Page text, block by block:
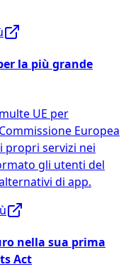
la più grande
UE per
Europea
propri servizi nei
gli utenti del
di app.
nella sua prima
Act